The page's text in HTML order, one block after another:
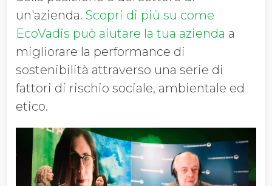
un'azienda. Scopri di più su come
EcoVadis può aiutare la tua azienda a
migliorare la performance di
sostenibilità attraverso una serie di
fattori di rischio sociale, ambientale ed
etico.